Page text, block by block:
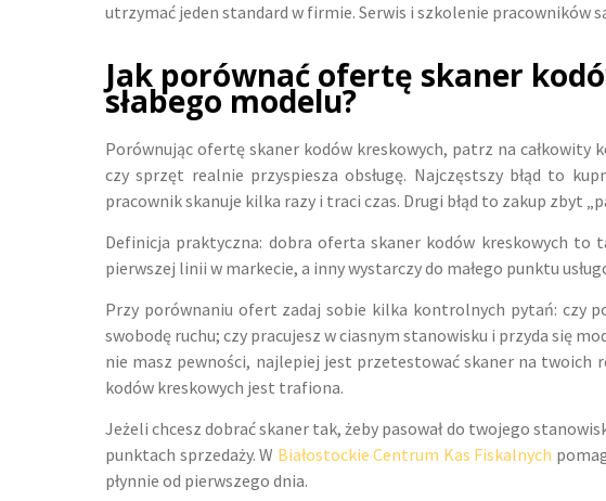
utrzymać jeden standard w firmie. Serwis i szkolenie pracowników
Jak porównać ofertę skaner
słabego modelu?
Porównując ofertę skaner kodów kreskowych, patrz na
czy sprzęt realnie przyspiesza obsługę. Najczęstszy błąd to
pracownik skanuje kilka razy i traci czas. Drugi błąd to zakup zbyt
Definicja praktyczna: dobra oferta skaner kodów kreskowych to
pierwszej linii w markecie, a inny wystarczy do małego punktu
Przy porównaniu ofert zadaj sobie kilka kontrolnych pytań: czy
swobodę ruchu; czy pracujesz w ciasnym stanowisku i przyda się
nie masz pewności, najlepiej jest przetestować skaner na
kodów kreskowych jest trafiona.
Jeżeli chcesz dobrać skaner tak, żeby pasował do twojego
punktach sprzedaży. W Białostockie Centrum Kas Fiskalnych
płynnie od pierwszego dnia.